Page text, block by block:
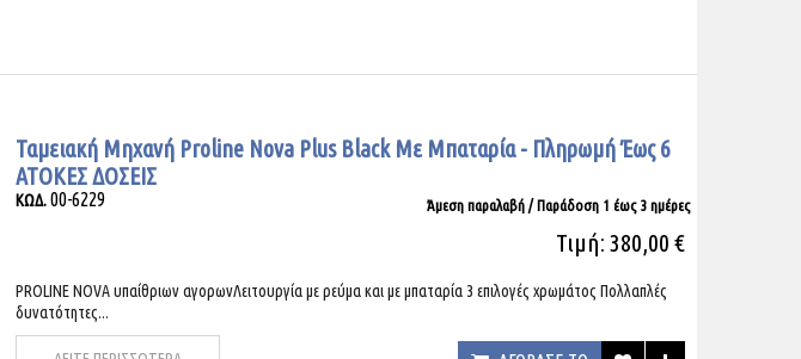
Ταμειακή Μηχανή Proline Nova Plus Black Με Μπαταρία - Πληρωμή Έως 6
ΑΤΟΚΕΣ ΔΟΣΕΙΣ
Άμεση παραλαβή / Παράδoση 1 έως 3 ημέρες
ΚΩΔ.00-6229
Τιμή: 380,00 €
PROLINE NOVA υπαίθριων αγορωνΛειτουργία με ρεύμα και με μπαταρία 3 επιλογές χρωμάτος Πολλαπλές
δυνατότητες...